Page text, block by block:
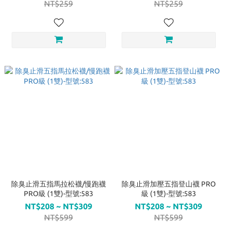
NT$259 NT$259
除臭止滑五指馬拉松襪/慢跑襪
PRO級 (1雙)-型號:583
NT$208 ~ NT$309
NT$599
除臭止滑加壓五指登山襪 PRO
級 (1雙)-型號:583
NT$208 ~ NT$309
NT$599